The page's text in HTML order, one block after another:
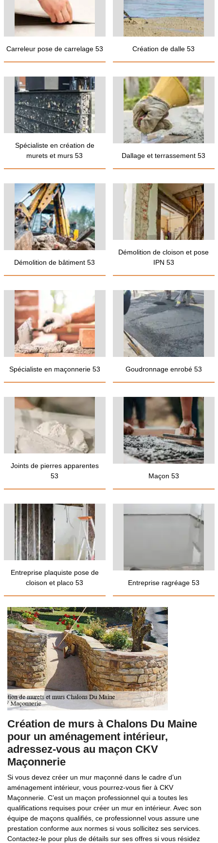
Carreleur pose de carrelage 53 Création de dalle 53
Spécialiste en création de
murets et murs 53
Dallage et terrassement 53
Démolition de bâtiment 53
Démolition de cloison et pose
IPN 53
Spécialiste en maçonnerie 53 Goudronnage enrobé 53
Joints de pierres apparentes
53
Maçon 53
Entreprise plaquiste pose de
cloison et placo 53
Entreprise ragréage 53
Création de murs à Chalons Du Maine
pour un aménagement intérieur,
adressez-vous au maçon CKV
Maçonnerie
Si vous devez créer un mur maçonné dans le cadre d’un
aménagement intérieur, vous pourrez-vous fier à CKV
Maçonnerie. C’est un maçon professionnel qui a toutes les
qualifications requises pour créer un mur en intérieur. Avec son
équipe de maçons qualifiés, ce professionnel vous assure une
prestation conforme aux normes si vous sollicitez ses services.
Contactez-le pour plus de détails sur ses offres si vous résidez